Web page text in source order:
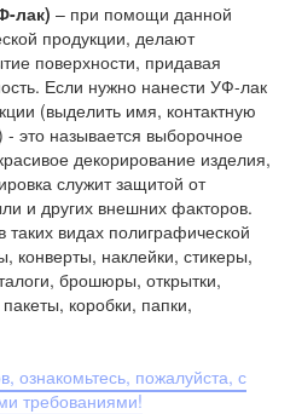
лак) – при помощи данной
продукции, делают
поверхности, придавая
Если нужно нанести УФ-лак
(выделить имя, контактную
это называется выборочное
декорирование изделия,
служит защитой от
и других внешних факторов.
видах полиграфической
конверты, наклейки, стикеры,
брошюры, открытки,
коробки, папки,
ознакомьтесь, пожалуйста, с
требованиями!